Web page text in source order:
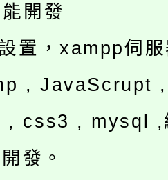
開發
置，xampp伺
, JavaScrupt
css3 , mysql ,
發。